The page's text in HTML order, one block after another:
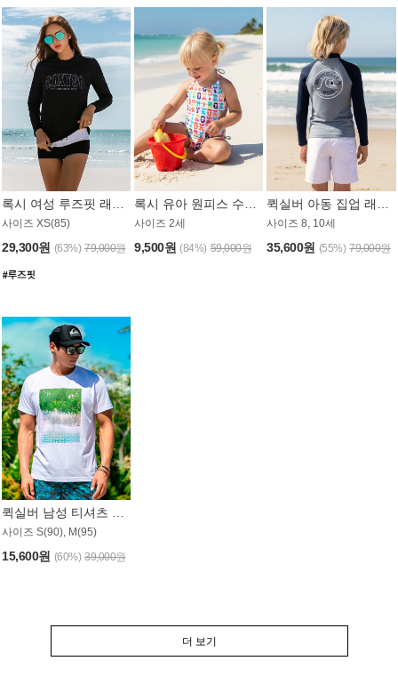
사이즈 XS(85)
29,300원 (63%) 79,000원
사이즈 2세
9,500원 (84%) 59,000원
사이즈 8, 10세
35,600원 (55%) 79,000원
퀵실버 남성 티셔츠 MST357WQS
사이즈 S(90), M(95)
15,600원 (60%) 39,000원
더 보기